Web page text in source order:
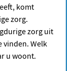
komt
zorg.
zorg uit
vinden. Welk
u woont.